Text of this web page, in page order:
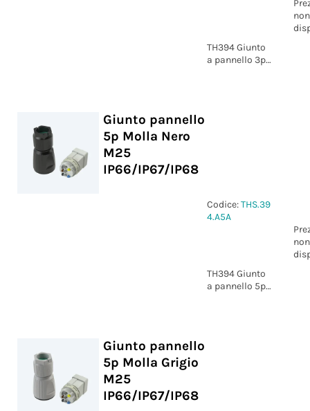
non
TH394 Giunto
a pannello 3p
Giunto pannello
5p Molla Nero
M25
IP66/IP67/IP68
Codice:THS.39
4.A5A
non
TH394 Giunto
a pannello 5p
Giunto pannello
5p Molla Grigio
M25
IP66/IP67/IP68